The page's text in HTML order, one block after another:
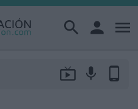
search person menu
live_tv mic phone_android